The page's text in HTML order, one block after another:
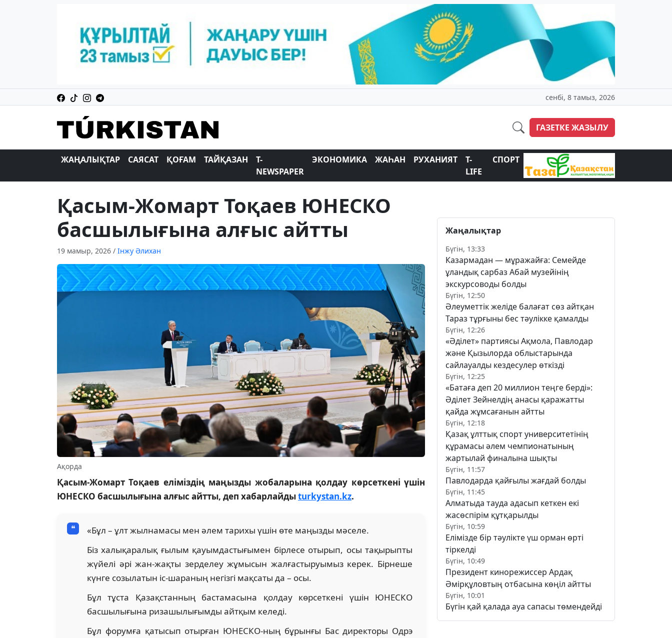
сенбі, 8 тамыз, 2026
ГАЗЕТКЕ ЖАЗЫЛУ
ЖАҢАЛЫҚТАР САЯСАТ ҚОҒАМ ТАЙҚАЗАН
T-
NEWSPAPER
ЭКОНОМИКА ЖАҺАН РУХАНИЯТ
T-
LIFE
СПОРТ
Қасым-Жомарт Тоқаев ЮНЕСКО
басшылығына алғыс айтты
19 мамыр, 2026 / Інжу Әлихан
Ақорда
Қасым-Жомарт Тоқаев еліміздің маңызды жобаларына қолдау көрсеткені үшін
ЮНЕСКО басшылығына алғыс айтты, деп хабарлайдыturkystan.kz.
«Бұл – ұлт жылнамасы мен әлем тарихы үшін өте маңызды мәселе.
Біз халықаралық ғылым қауымдастығымен бірлесе отырып, осы тақырыпты
жүйелі әрі жан-жақты зерделеу жұмысын жалғастыруымыз керек. Бірнеше
күнге созылатын іс-шараның негізгі мақсаты да – осы.
Бұл тұста Қазақстанның бастамасына қолдау көрсеткені үшін ЮНЕСКО
басшылығына ризашылығымды айтқым келеді.
Бұл форумға қатысып отырған ЮНЕСКО-ның бұрынғы Бас директоры Одрэ
Жаңалықтар
Бүгін, 13:33
Казармадан — мұражайға: Семейде
ұландық сарбаз Абай музейінің
экскурсоводы болды
Бүгін, 12:50
Әлеуметтік желіде балағат сөз айтқан
Тараз тұрғыны бес тәулікке қамалды
Бүгін, 12:26
«Әділет» партиясы Ақмола, Павлодар
және Қызылорда облыстарында
сайлауалды кездесулер өткізді
Бүгін, 12:25
«Батаға деп 20 миллион теңге берді»:
Әділет Зейнелдің анасы қаражатты
қайда жұмсағанын айтты
Бүгін, 12:18
Қазақ ұлттық спорт университетінің
құрамасы әлем чемпионатының
жартылай финалына шықты
Бүгін, 11:57
Павлодарда қайғылы жағдай болды
Бүгін, 11:45
Алматыда тауда адасып кеткен екі
жасөспірім құтқарылды
Бүгін, 10:59
Елімізде бір тәулікте үш орман өрті
тіркелді
Бүгін, 10:49
Президент кинорежиссер Ардақ
Әмірқұловтың отбасына көңіл айтты
Бүгін, 10:01
Бүгін қай қалада ауа сапасы төмендейді